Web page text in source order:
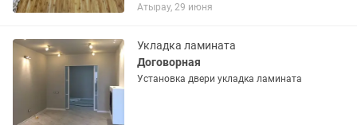
Атырау, 29 июня
Укладка ламината
Договорная
Установка двери укладка ламината